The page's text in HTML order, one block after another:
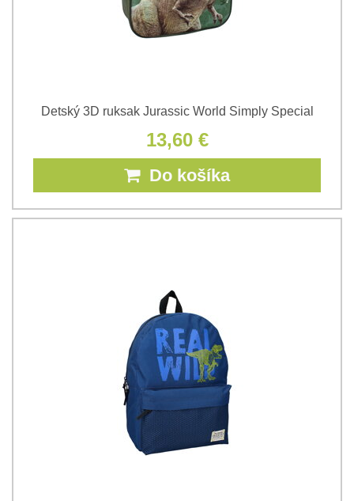
Detský 3D ruksak Jurassic World Simply Special
13,60 €
Do košíka